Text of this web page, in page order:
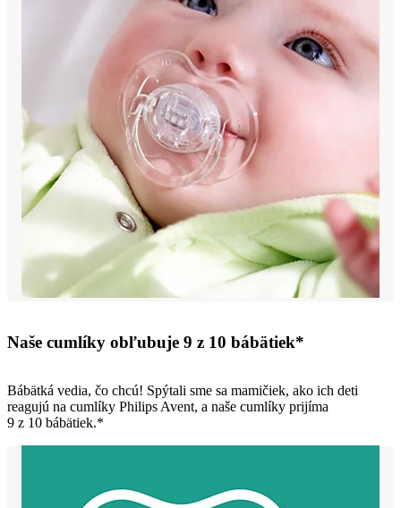
Naše cumlíky obľubuje 9 z 10 bábätiek*
Bábätká vedia, čo chcú! Spýtali sme sa mamičiek, ako ich deti
reagujú na cumlíky Philips Avent, a naše cumlíky prijíma
9 z 10 bábätiek.*